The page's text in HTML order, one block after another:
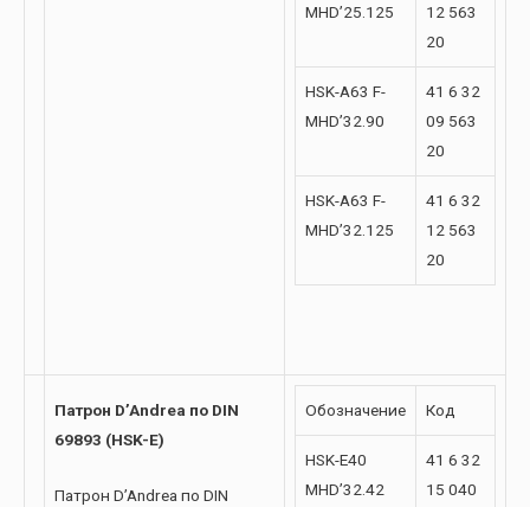
MHD’25.125
12 563
20
HSK-A63 F-
MHD’32.90
41 6 32
09 563
20
HSK-A63 F-
MHD’32.125
41 6 32
12 563
20
Патрон D’Andrea по DIN
69893 (HSK-E)
Патрон D’Andrea по DIN
Обозначение Код
HSK-E40
MHD’32.42
41 6 32
15 040